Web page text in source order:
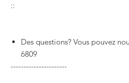
::
Des questions? Vous pouvez
6809
----------------------